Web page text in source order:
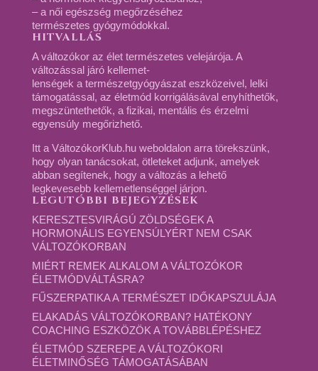
– a női egészség megőrzéséhez
természetes gyógymódokkal.
HITVALLÁS
A változókor az élet természetes velejárója. A
változással járó kellemet-
lenségek a természetgyógyászat eszközeivel, lelki
támogatással, az életmód korrigálásával enyhíthetők,
megszüntethetők, a fizikai, mentális és érzelmi
egyensúly megőrizhető.
Itt a VáltozókorKlub.hu weboldalon arra törekszünk,
hogy olyan tanácsokat, ötleteket adjunk, amelyek
abban segítenek, hogy a változás a lehető
legkevesebb kellemetlenséggel járjon.
LEGUTÓBBI BEJEGYZÉSEK
KERESZTESVIRÁGÚ ZÖLDSÉGEK A
HORMONÁLIS EGYENSÚLYÉRT NEM CSAK
VÁLTOZÓKORBAN
MIÉRT REMEK ALKALOM A VÁLTOZÓKOR
ÉLETMÓDVÁLTÁSRA?
FŰSZERPATIKA A TERMÉSZET IDŐKAPSZULÁJA
ELAKADÁS VÁLTOZÓKORBAN? HATÉKONY
COACHING ESZKÖZÖK A TOVÁBBLÉPÉSHEZ
ÉLETMÓD SZEREPE A VÁLTOZÓKORI
ÉLETMINŐSÉG TÁMOGATÁSÁBAN